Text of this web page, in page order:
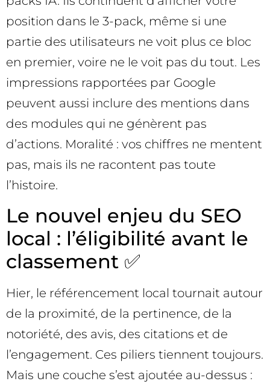
position dans le 3-pack, même si une
partie des utilisateurs ne voit plus ce bloc
en premier, voire ne le voit pas du tout. Les
impressions rapportées par Google
peuvent aussi inclure des mentions dans
des modules qui ne génèrent pas
d’actions. Moralité : vos chiffres ne mentent
pas, mais ils ne racontent pas toute
l’histoire.
Le nouvel enjeu du SEO
local : l’éligibilité avant le
classement ✅
Hier, le référencement local tournait autour
de la proximité, de la pertinence, de la
notoriété, des avis, des citations et de
l’engagement. Ces piliers tiennent toujours.
Mais une couche s’est ajoutée au-dessus :